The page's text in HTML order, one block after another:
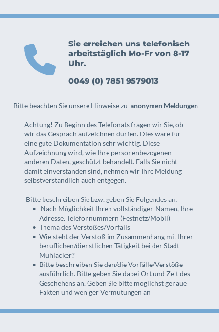
Sie erreichen uns telefonisch
arbeitstäglich Mo-Fr von 8-17
Uhr.
0049 (0) 7851 9579013
Bitte beachten Sie unsere Hinweise zu anonymen Meldungen
Achtung! Zu Beginn des Telefonats fragen wir Sie, ob
wir das Gespräch aufzeichnen dürfen. Dies wäre für
eine gute Dokumentation sehr wichtig. Diese
Aufzeichnung wird, wie Ihre personenbezogenen
anderen Daten, geschützt behandelt. Falls Sie nicht
damit einverstanden sind, nehmen wir Ihre Meldung
selbstverständlich auch entgegen.
Bitte beschreiben Sie bzw. geben Sie Folgendes an:
Nach Möglichkeit Ihren vollständigen Namen, Ihre
Adresse, Telefonnummern (Festnetz/Mobil)
Thema des Verstoßes/Vorfalls
Wie steht der Verstoß im Zusammenhang mit Ihrer
beruflichen/dienstlichen Tätigkeit bei der Stadt
Mühlacker?
Bitte beschreiben Sie den/die Vorfälle/Verstöße
ausführlich. Bitte geben Sie dabei Ort und Zeit des
Geschehens an. Geben Sie bitte möglichst genaue
Fakten und weniger Vermutungen an